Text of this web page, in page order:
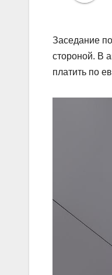
Заседание
стороной. В
платить по